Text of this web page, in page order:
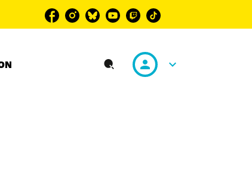
personn keyboard_arrow_down
search